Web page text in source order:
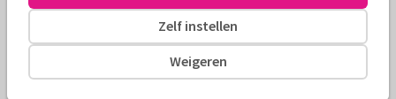
Weigeren
Zelf instellen